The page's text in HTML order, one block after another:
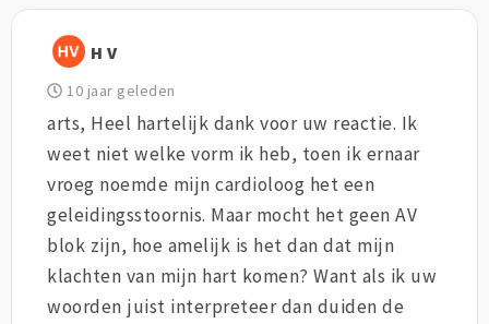
H V
10 jaar geleden
arts, Heel hartelijk dank voor uw reactie. Ik
weet niet welke vorm ik heb, toen ik ernaar
vroeg noemde mijn cardioloog het een
geleidingsstoornis. Maar mocht het geen AV
blok zijn, hoe amelijk is het dan dat mijn
klachten van mijn hart komen? Want als ik uw
woorden juist interpreteer dan duiden de